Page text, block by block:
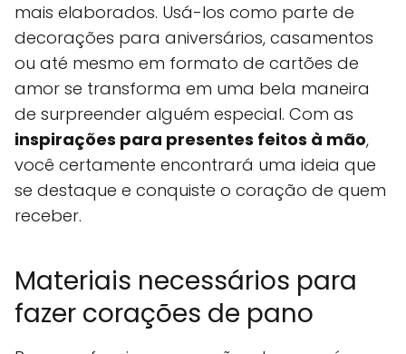
mais elaborados. Usá-los como parte de
decorações para aniversários, casamentos
ou até mesmo em formato de cartões de
amor se transforma em uma bela maneira
de surpreender alguém especial. Com as
inspirações para presentes feitos à mão,
você certamente encontrará uma ideia que
se destaque e conquiste o coração de quem
receber.
Materiais necessários para
fazer corações de pano